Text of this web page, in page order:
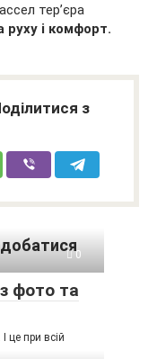
тер’єра
руху і комфорт.
з
0
фото та
це при всій